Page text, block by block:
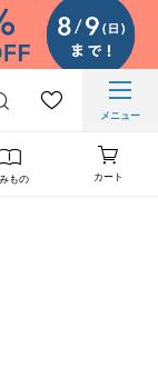
メニュー
もの カート